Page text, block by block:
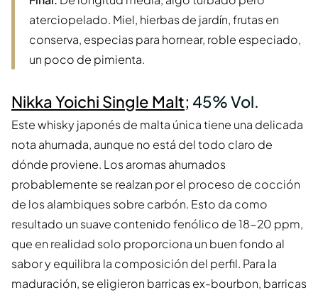
aterciopelado. Miel, hierbas de jardín, frutas en
conserva, especias para hornear, roble especiado,
un poco de pimienta.
Nikka Yoichi Single Malt; 45% Vol.
Este whisky japonés de malta única tiene una delicada
nota ahumada, aunque no está del todo claro de
dónde proviene. Los aromas ahumados
probablemente se realzan por el proceso de cocción
de los alambiques sobre carbón. Esto da como
resultado un suave contenido fenólico de 18-20 ppm,
que en realidad solo proporciona un buen fondo al
sabor y equilibra la composición del perfil. Para la
maduración, se eligieron barricas ex-bourbon, barricas